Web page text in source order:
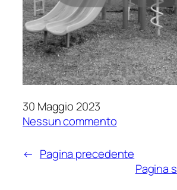
30 Maggio 2023
Nessun commentosu
parco
← Pagina precedente
Pagina